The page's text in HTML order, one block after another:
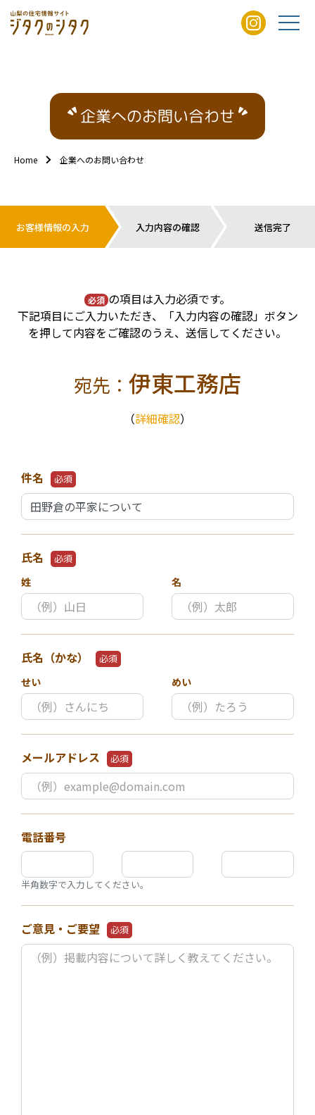
企業へのお問い合わせ
Home 企業へのお問い合わせ
お客様情報の入力 入力内容の確認 送信完了
必須 の項目は入力必須です。
下記項目にご入力いただき、「入力内容の確認」ボタン
を押して内容をご確認のうえ、送信してください。
宛先： 伊東工務店
（詳細確認）
件名 必須
氏名 必須
姓 名
氏名（かな） 必須
せい めい
メールアドレス 必須
電話番号
半角数字で入力してください。
ご意見・ご要望 必須